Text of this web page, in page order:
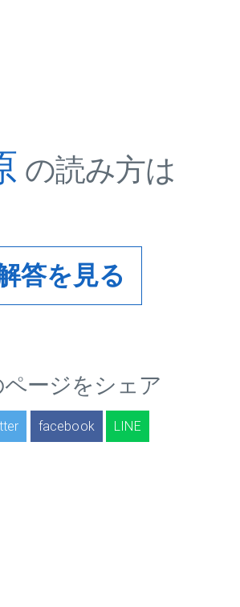
の読み方は
答を見る
ページをシェア
facebook LINE